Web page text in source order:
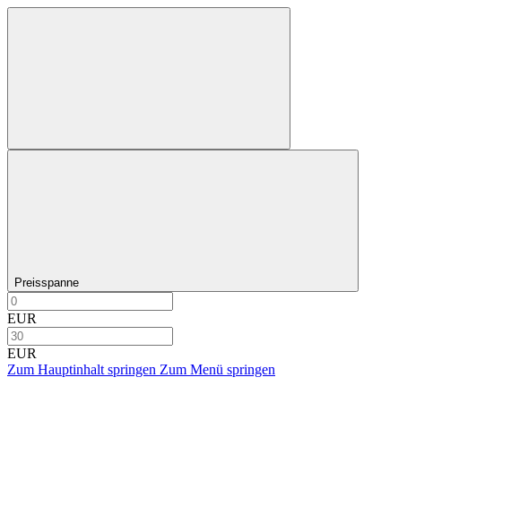
Preisspanne
EUR
EUR
Zum Hauptinhalt springen Zum Menü springen